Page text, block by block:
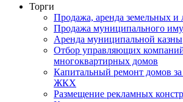
Торги
Продажа, аренда земельных и
Продажа муниципального
Аренда муниципальной казны
Отбор управляющих
многоквартирных домов
Капитальный ремонт домов за
ЖКХ
Размещение рекламных